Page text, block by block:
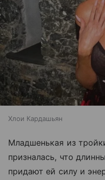
Хлои Кардашьян
Младшенькая из
призналась, что
придают ей силу и